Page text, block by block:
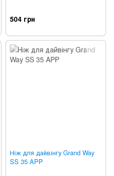
504 грн
Ніж для дайвінгу Grand Way
SS 35 APP